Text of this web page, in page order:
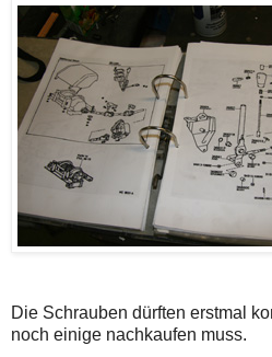
Die Schrauben dürften erstmal
noch einige nachkaufen muss.